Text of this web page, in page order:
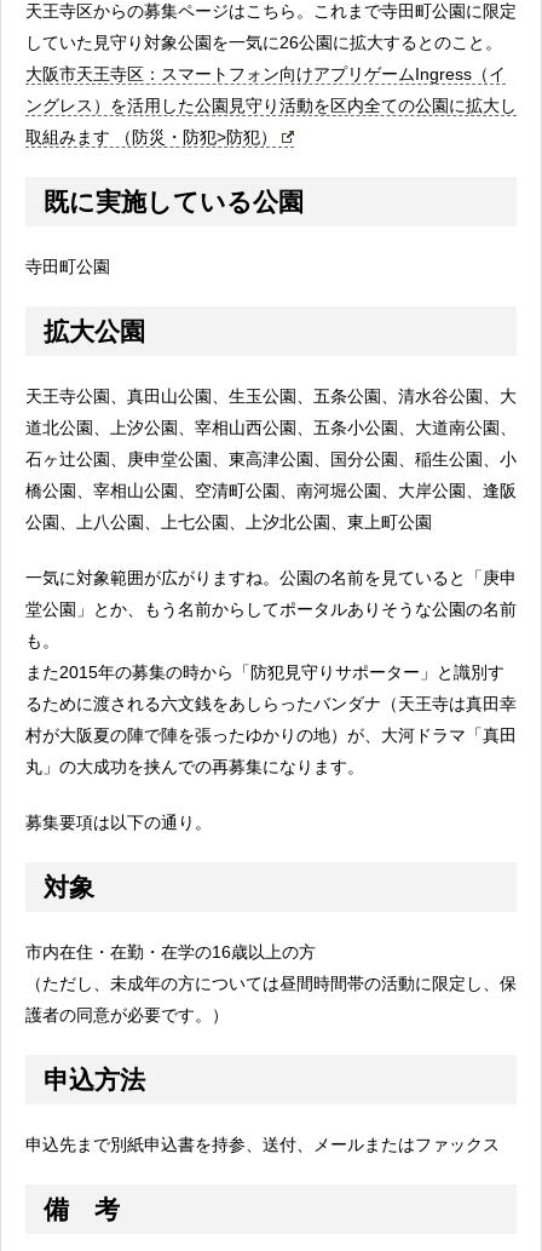
天王寺区からの募集ページはこちら。これまで寺田町公園に限定
していた見守り対象公園を一気に26公園に拡大するとのこと。
大阪市天王寺区：スマートフォン向けアプリゲームIngress（イ
ングレス）を活用した公園見守り活動を区内全ての公園に拡大し
取組みます （防災・防犯>防犯）
既に実施している公園
寺田町公園
拡大公園
天王寺公園、真田山公園、生玉公園、五条公園、清水谷公園、大
道北公園、上汐公園、宰相山西公園、五条小公園、大道南公園、
石ヶ辻公園、庚申堂公園、東高津公園、国分公園、稲生公園、小
橋公園、宰相山公園、空清町公園、南河堀公園、大岸公園、逢阪
公園、上八公園、上七公園、上汐北公園、東上町公園
一気に対象範囲が広がりますね。公園の名前を見ていると「庚申
堂公園」とか、もう名前からしてポータルありそうな公園の名前
も。
また2015年の募集の時から「防犯見守りサポーター」と識別す
るために渡される六文銭をあしらったバンダナ（天王寺は真田幸
村が大阪夏の陣で陣を張ったゆかりの地）が、大河ドラマ「真田
丸」の大成功を挟んでの再募集になります。
募集要項は以下の通り。
対象
市内在住・在勤・在学の16歳以上の方
（ただし、未成年の方については昼間時間帯の活動に限定し、保
護者の同意が必要です。）
申込方法
申込先まで別紙申込書を持参、送付、メールまたはファックス
備 考